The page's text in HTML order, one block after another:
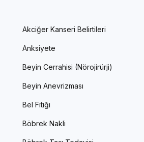
Akciğer Kanseri Belirtileri
Anksiyete
Beyin Cerrahisi (Nörojirürji)
Beyin Anevrizması
Bel Fıtığı
Böbrek Nakli